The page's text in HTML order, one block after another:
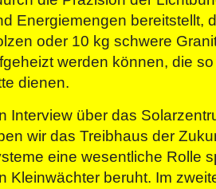
Energiemengen bereitstellt,
oder 10 kg schwere
werden können, die
dienen.
Interview über das
wir das Treibhaus der
eine wesentliche Rolle
Kleinwächter beruht. Im